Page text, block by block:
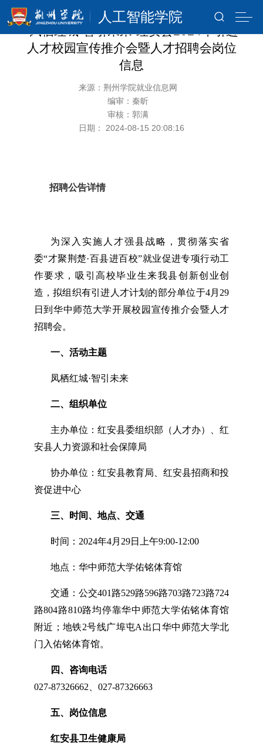
人工智能学院
“凤栖红城·智引未来”红安县2024年引进
人才校园宣传推介会暨人才招聘会岗位
信息
来源：荆州学院就业信息网
编审：秦昕
审核：郭满
日期： 2024-08-15 20:08:16
招聘公告详情
为深入实施人才强县战略，贯彻落实省
委“才聚荆楚·百县进百校”就业促进专项行动工
作要求，吸引高校毕业生来我县创新创业创
造，拟组织有引进人才计划的部分单位于4月29
日到华中师范大学开展校园宣传推介会暨人才
招聘会。
一、活动主题
凤栖红城·智引未来
二、组织单位
主办单位：红安县委组织部（人才办）、红
安县人力资源和社会保障局
协办单位：红安县教育局、红安县招商和投
资促进中心
三、时间、地点、交通
时间：2024年4月29日上午9:00-12:00
地点：华中师范大学佑铭体育馆
交通：公交401路529路596路703路723路724
路804路810路均停靠华中师范大学佑铭体育馆
附近；地铁2号线广埠屯A出口华中师范大学北
门入佑铭体育馆。
四、咨询电话
027-87326662、027-87326663
五、岗位信息
红安县卫生健康局